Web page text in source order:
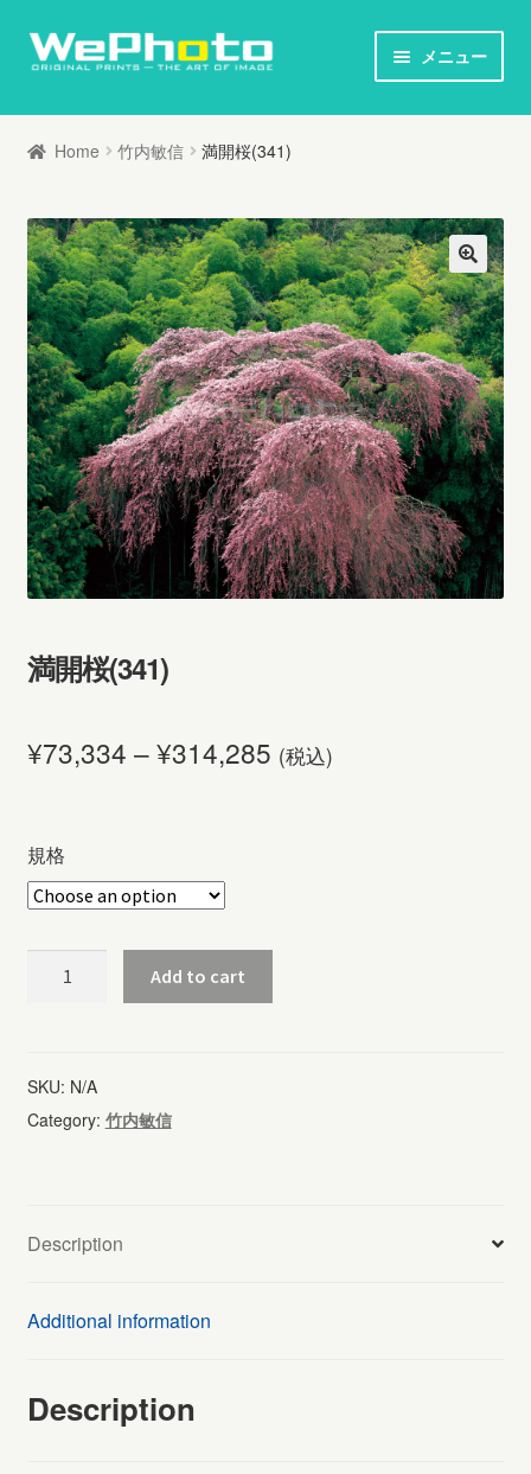
ナ
ゲ
ー
ョ
ン
へ
ス
キ
ッ
プ
コ
テ
ン
へ
ス
キ
ッ
プ
メニュー
ホーム
お知らせ
写真家列伝
オリジナルプリントとは
Home 竹内敏信 満開桜(341)
満開桜(341)
¥73,334 –¥314,285 (税込)
規格
(341)
quantity
Add to cart
SKU: N/A
Category: 竹内敏信
Description
Additional information
Description